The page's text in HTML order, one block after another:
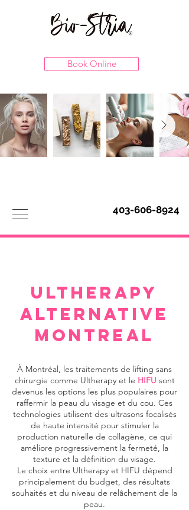
Book Online
403-606-8924
ULTHERAPY
ALTERNATIVE
MONTREAL
À Montréal, les traitements de lifting sans
chirurgie comme Ultherapy et le HIFU sont
devenus les options les plus populaires pour
raffermir la peau du visage et du cou. Ces
technologies utilisent des ultrasons focalisés
de haute intensité pour stimuler la
production naturelle de collagène, ce qui
améliore progressivement la fermeté, la
texture et la définition du visage.
Le choix entre Ultherapy et HIFU dépend
principalement du budget, des résultats
souhaités et du niveau de relâchement de la
peau.